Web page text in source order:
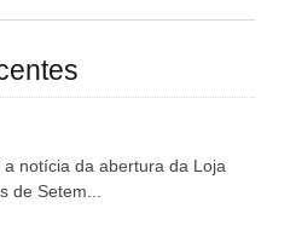
notícia da abertura da Loja
de Setem...